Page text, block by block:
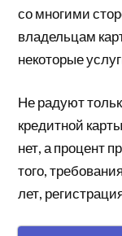
со многими
владельцам
некоторые
Не радуют
кредитной
нет, а процент
того,
лет,